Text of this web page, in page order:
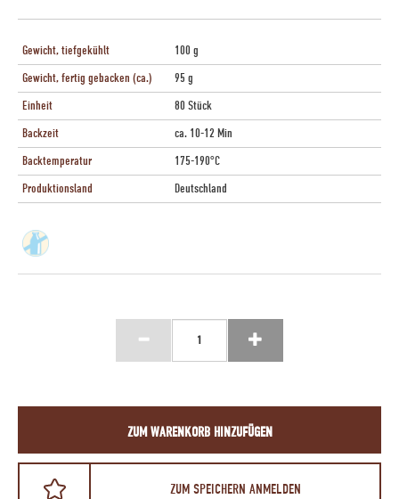
Gewicht, tiefgekühlt
100 g
Gewicht, fertig gebacken (ca.)
95 g
Einheit
80 Stück
Backzeit
ca. 10-12 Min
Backtemperatur
175-190°C
Produktionsland
Deutschland
ZUM WARENKORB HINZUFÜGEN
ZUM SPEICHERN ANMELDEN